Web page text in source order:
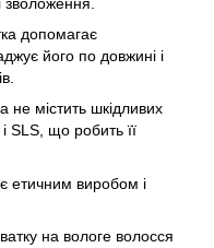
допомагає
його по довжині і
не містить шкідливих
SLS, що робить її
етичним виробом і
на вологе волосся